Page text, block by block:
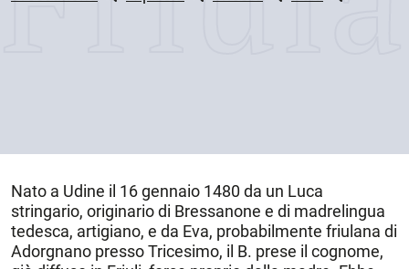
Nato a Udine il 16 gennaio 1480 da un Luca
stringario, originario di Bressanone e di madrelingua
tedesca, artigiano, e da Eva, probabilmente friulana di
Adorgnano presso Tricesimo, il B. prese il cognome,